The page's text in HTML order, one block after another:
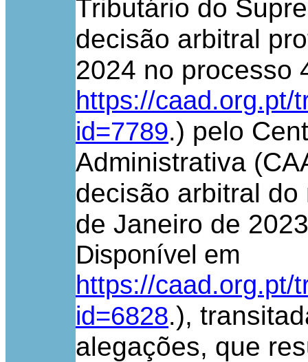
Tributário do
decisão arbitral
2024 no processo
https://caad.org.pt/
id=7789.) pelo
Administrativa
decisão arbitral
de Janeiro de
Disponível em
https://caad.org.pt/
id=6828.),
alegações, que